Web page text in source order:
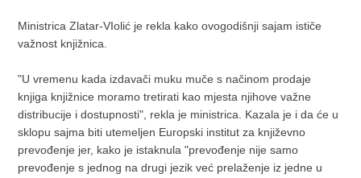
Ministrica Zlatar-VIolić je rekla kako ovogodišnji sajam ističe
važnost knjižnica.
"U vremenu kada izdavači muku muče s načinom prodaje
knjiga knjižnice moramo tretirati kao mjesta njihove važne
distribucije i dostupnosti", rekla je ministrica. Kazala je i da će u
sklopu sajma biti utemeljen Europski institut za književno
prevođenje jer, kako je istaknula "prevođenje nije samo
prevođenje s jednog na drugi jezik već prelaženje iz jedne u